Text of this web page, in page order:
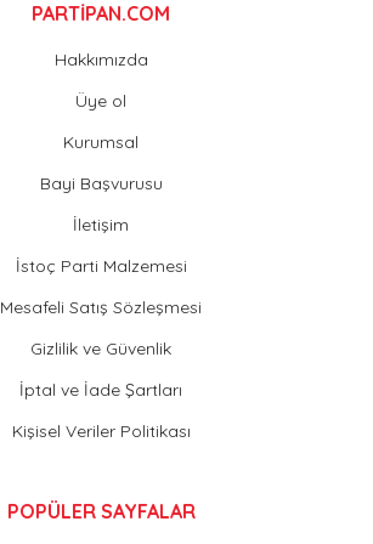
PARTİPAN.COM
Hakkımızda
Üye ol
Kurumsal
Bayi Başvurusu
İletişim
İstoç Parti Malzemesi
Mesafeli Satış Sözleşmesi
Gizlilik ve Güvenlik
İptal ve İade Şartları
Kişisel Veriler Politikası
POPÜLER SAYFALAR